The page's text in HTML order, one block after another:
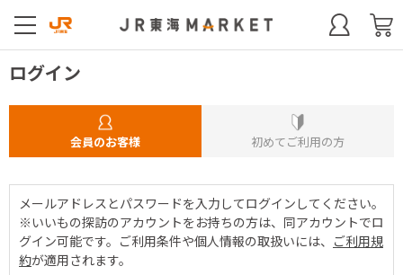
ログイン
会員のお客様 初めてご利用の方
メールアドレスとパスワードを入力してログインしてください。
※いいもの探訪のアカウントをお持ちの方は、同アカウントでロ
グイン可能です。 ご利用条件や個人情報の取扱いには、 ご利用規
約が適用されます。